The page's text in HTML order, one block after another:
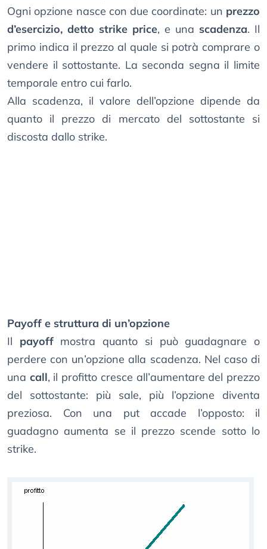
Ogni opzione nasce con due coordinate: un prezzo
d’esercizio, detto strike price, e una scadenza. Il
primo indica il prezzo al quale si potrà comprare o
vendere il sottostante. La seconda segna il limite
temporale entro cui farlo.
Alla scadenza, il valore dell’opzione dipende da
quanto il prezzo di mercato del sottostante si
discosta dallo strike.
Payoff e struttura di un’opzione
Il payoffmostra quanto si può guadagnare o
perdere con un’opzione alla scadenza. Nel caso di
una call, il profitto cresce all’aumentare del prezzo
del sottostante: più sale, più l’opzione diventa
preziosa. Con una put accade l’opposto: il
guadagno aumenta se il prezzo scende sotto lo
strike.